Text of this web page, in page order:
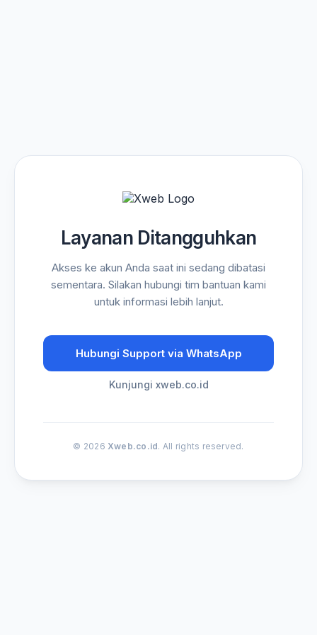
Layanan Ditangguhkan
Akses ke akun Anda saat ini sedang dibatasi
sementara. Silakan hubungi tim bantuan kami
untuk informasi lebih lanjut.
Hubungi Support via WhatsApp
Kunjungi xweb.co.id
© 2026 Xweb.co.id. All rights reserved.